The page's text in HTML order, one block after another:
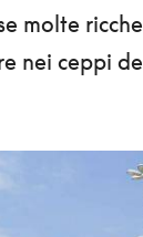
molte
nei ceppi